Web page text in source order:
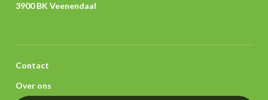
3900 BK Veenendaal
Voet
Contact
Over ons